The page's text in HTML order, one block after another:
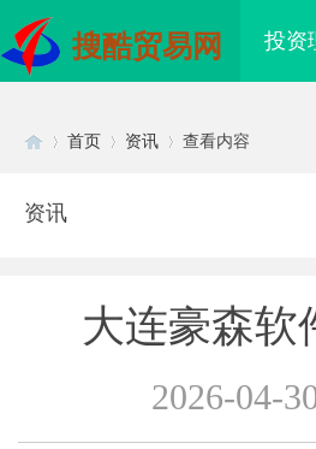
搜酷贸易网 投资
首页 资讯 查看内容
资讯
大连豪森软
2026-04-